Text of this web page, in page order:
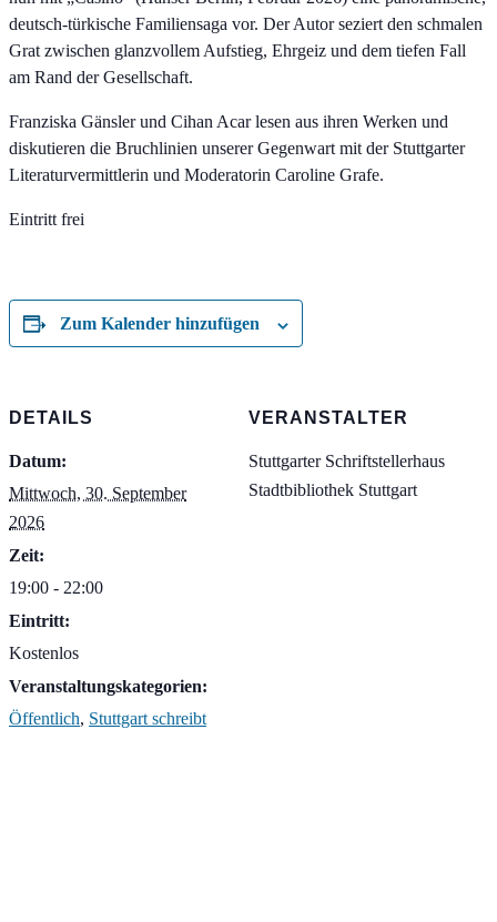
deutsch-türkische Familiensaga vor. Der Autor seziert den schmalen
Grat zwischen glanzvollem Aufstieg, Ehrgeiz und dem tiefen Fall
am Rand der Gesellschaft.
Franziska Gänsler und Cihan Acar lesen aus ihren Werken und
diskutieren die Bruchlinien unserer Gegenwart mit der Stuttgarter
Literaturvermittlerin und Moderatorin Caroline Grafe.
Eintritt frei
Zum Kalender hinzufügen
DETAILS
Datum:
Mittwoch, 30. September
2026
Zeit:
19:00 - 22:00
Eintritt:
Kostenlos
Veranstaltungskategorien:
Öffentlich, Stuttgart schreibt
VERANSTALTER
Stuttgarter Schriftstellerhaus
Stadtbibliothek Stuttgart